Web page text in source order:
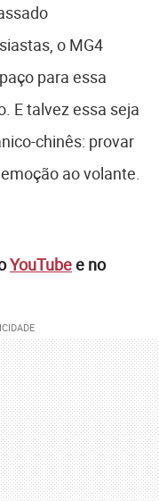
o MG4
para essa
E talvez essa seja
chinês: provar
ao volante.
YouTubee no